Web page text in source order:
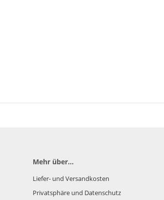
Mehr über...
Liefer- und Versandkosten
Privatsphäre und Datenschutz